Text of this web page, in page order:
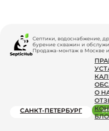
Септики, водоснабжение,
бурение скважин и
Продажа-монтаж в Москве
О
САНКТ-ПЕТЕРБУРГ